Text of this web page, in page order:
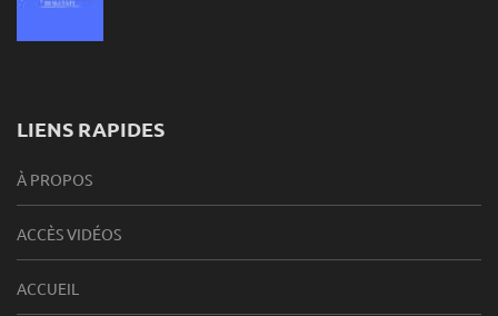
LIENS RAPIDES
À PROPOS
ACCÈS VIDÉOS
ACCUEIL